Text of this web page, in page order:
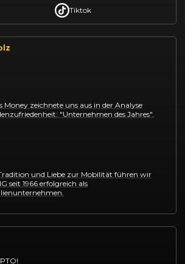
Tiktok
Money zeichnete uns aus in der Analyse
"Unternehmen des Jahres".
und Liebe zur Mobilität führen wir
seit 1966 erfolgreich als